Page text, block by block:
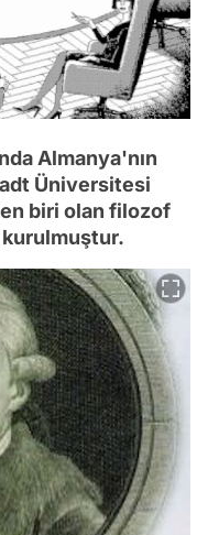
Almanya'nın
Üniversitesi
biri olan filozof
kurulmuştur.